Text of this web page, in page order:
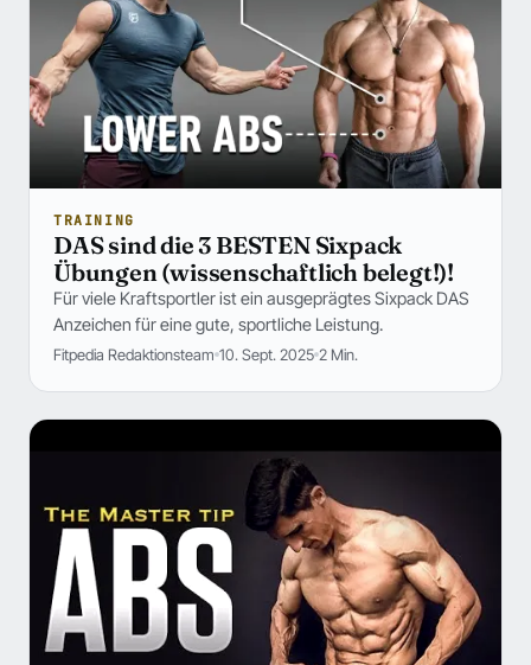
TRAINING
DAS sind die 3 BESTEN Sixpack
Übungen (wissenschaftlich belegt!)!
Für viele Kraftsportler ist ein ausgeprägtes Sixpack DAS
Anzeichen für eine gute, sportliche Leistung.
Fitpedia Redaktionsteam 10. Sept. 2025 2 Min.